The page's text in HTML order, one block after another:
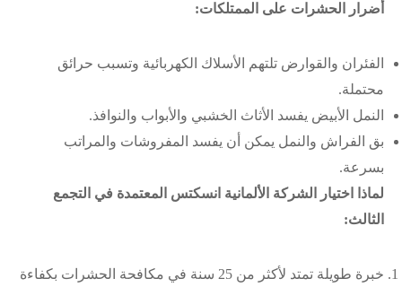
أضرار الحشرات على الممتلكات:
الفئران والقوارض تلتهم الأسلاك الكهربائية وتسبب حرائق
محتملة.
النمل الأبيض يفسد الأثاث الخشبي والأبواب والنوافذ.
بق الفراش والنمل يمكن أن يفسد المفروشات والمراتب
بسرعة.
لماذا اختيار الشركة الألمانية انسكتس المعتمدة في التجمع
الثالث:
خبرة طويلة تمتد لأكثر من 25 سنة في مكافحة الحشرات بكفاءة